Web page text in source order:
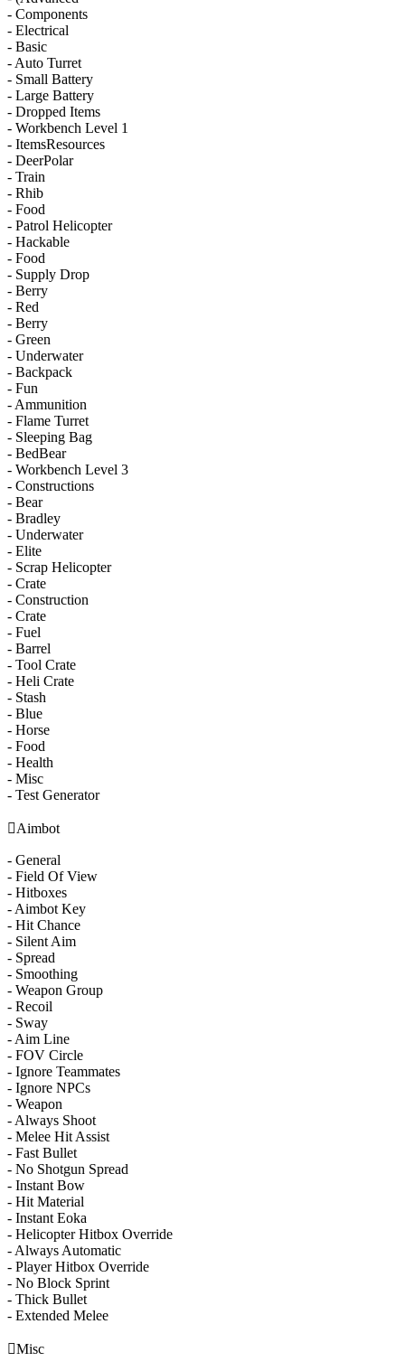
- Components
- Electrical
- Basic
- Auto Turret
- Small Battery
- Large Battery
- Dropped Items
- Workbench Level 1
- ItemsResources
- DeerPolar
- Train
- Rhib
- Food
- Patrol Helicopter
- Hackable
- Food
- Supply Drop
- Berry
- Red
- Berry
- Green
- Underwater
- Backpack
- Fun
- Ammunition
- Flame Turret
- Sleeping Bag
- BedBear
- Workbench Level 3
- Constructions
- Bear
- Bradley
- Underwater
- Elite
- Scrap Helicopter
- Crate
- Construction
- Crate
- Fuel
- Barrel
- Tool Crate
- Heli Crate
- Stash
- Blue
- Horse
- Food
- Health
- Misc
- Test Generator
Aimbot
- General
- Field Of View
- Hitboxes
- Aimbot Key
- Hit Chance
- Silent Aim
- Spread
- Smoothing
- Weapon Group
- Recoil
- Sway
- Aim Line
- FOV Circle
- Ignore Teammates
- Ignore NPCs
- Weapon
- Always Shoot
- Melee Hit Assist
- Fast Bullet
- No Shotgun Spread
- Instant Bow
- Hit Material
- Instant Eoka
- Helicopter Hitbox Override
- Always Automatic
- Player Hitbox Override
- No Block Sprint
- Thick Bullet
- Extended Melee
Misc